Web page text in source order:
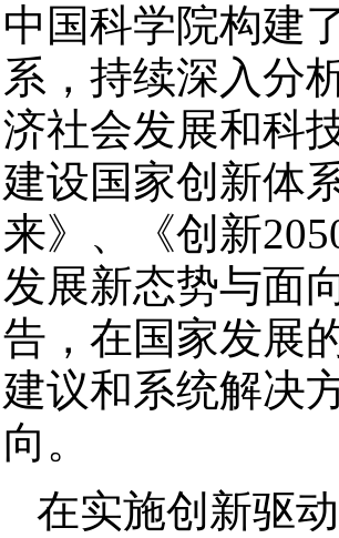
中国科学院构建
系，持续深入分
济社会发展和科
建设国家创新体
来》、《创新
发展新态势与面
告，在国家发展
建议和系统解决
向。
在实施创新驱